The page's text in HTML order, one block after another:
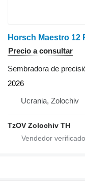
Horsch Maestro 12
Precio a consultar
Sembradora de
2026
Ucrania, Zolochiv
TzOV Zolochiv TH